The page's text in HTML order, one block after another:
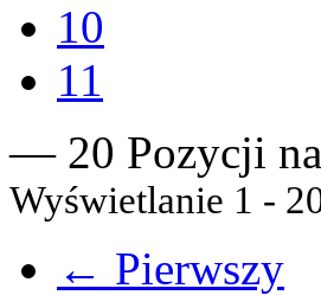
10
11
— 20 Pozycji
Wyświetlanie 1 -
← Pierwszy